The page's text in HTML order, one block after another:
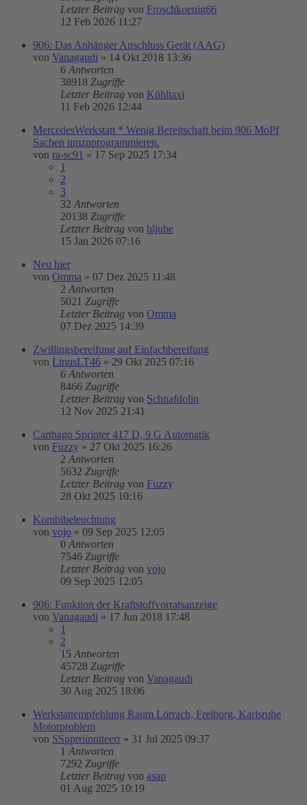
Letzter Beitrag von Froschkoenig66
12 Feb 2026 11:27
906: Das Anhänger Anschluss Gerät (AAG)
von Vanagaudi » 14 Okt 2018 13:36
6 Antworten
38918 Zugriffe
Letzter Beitrag von Kühltaxi
11 Feb 2026 12:44
MercedesWerkstatt * Wenig Bereitschaft beim 906 MoPf
Sachen umzuprogrammieren.
von ra-sc91 » 17 Sep 2025 17:34
1
2
3
32 Antworten
20138 Zugriffe
Letzter Beitrag von hljube
15 Jan 2026 07:16
Neu hier
von Omma » 07 Dez 2025 11:48
2 Antworten
5021 Zugriffe
Letzter Beitrag von Omma
07 Dez 2025 14:39
Zwillingsbereifung auf Einfachbereifung
von LinusLT46 » 29 Okt 2025 07:16
6 Antworten
8466 Zugriffe
Letzter Beitrag von Schnafdolin
12 Nov 2025 21:41
Carthago Sprinter 417 D, 9 G Automatik
von Fuzzy » 27 Okt 2025 16:26
2 Antworten
5632 Zugriffe
Letzter Beitrag von Fuzzy
28 Okt 2025 10:16
Kombibeleuchtung
von vojo » 09 Sep 2025 12:05
0 Antworten
7546 Zugriffe
Letzter Beitrag von vojo
09 Sep 2025 12:05
906: Funktion der Kraftstoffvorratsanzeige
von Vanagaudi » 17 Jun 2018 17:48
1
2
15 Antworten
45728 Zugriffe
Letzter Beitrag von Vanagaudi
30 Aug 2025 18:06
Werkstattempfehlung Raum Lörrach, Freiburg, Karlsruhe
Motorproblem
von SSpprriinntteerr » 31 Jul 2025 09:37
1 Antworten
7292 Zugriffe
Letzter Beitrag von asap
01 Aug 2025 10:19